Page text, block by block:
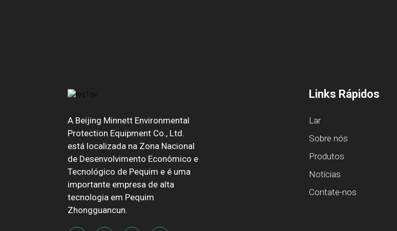
A Beijing Minnett Environmental
Protection Equipment Co., Ltd.
está localizada na Zona Nacional
de Desenvolvimento Econômico e
Tecnológico de Pequim e é uma
importante empresa de alta
tecnologia em Pequim
Zhongguancun.
Links Rápidos
Lar
Sobre nós
Produtos
Notícias
Contate-nos